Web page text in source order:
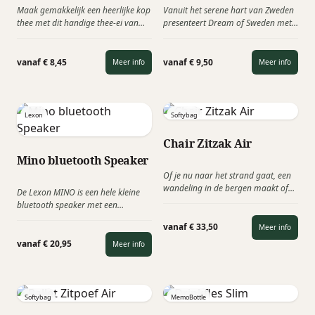
Maak gemakkelijk een heerlijke kop
thee met dit handige thee-ei van
drijven in uw glas en is perfect
gebalanceerd. Voor het maken van
een smaakvolle kop thee hoeft u
vanaf € 8,45 Meer info
Vanuit het serene hart van Zweden
presenteert Dream of Sweden met
chocolade truffel, zorgvuldig
vervaardigd, geeft de pure geest
van Scandinavië weer. Ideaal
pakket.
vanaf € 9,50 Meer info
Lexon
Mino bluetooth Speaker
De Lexon MINO is een hele kleine
bluetooth speaker met een
de Mino speaker lijkt op een
Nespressocupje, is net ietsje groter.
vanaf € 20,95 Meer info
Softybag
Chair Zitzak Air
Of je nu naar het strand gaat, een
wandeling in de bergen maakt of
tuin, de Softybag Chair zal je
favoriete metgezel zijn als je op
zoek bent naar moeiteloze
dat we verschillende modellen
hebben om uit te kiezen,
vanaf € 33,50 Meer info
Softybag MemoBottle